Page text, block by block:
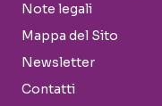
Note legali
Mappa del Sito
Newsletter
Contatti